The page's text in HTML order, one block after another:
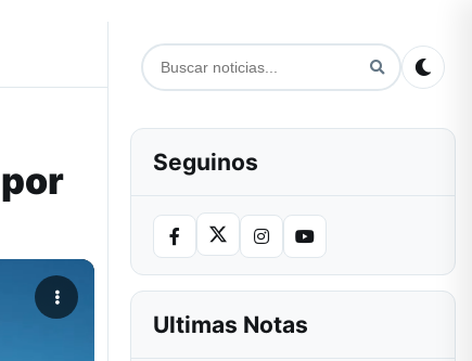
Seguinos
Ultimas Notas